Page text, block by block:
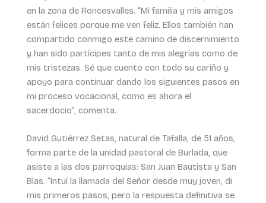
en la zona de Roncesvalles. “Mi familia y mis amigos
están felices porque me ven feliz. Ellos también han
compartido conmigo este camino de discernimiento
y han sido partícipes tanto de mis alegrías como de
mis tristezas. Sé que cuento con todo su cariño y
apoyo para continuar dando los siguientes pasos en
mi proceso vocacional, como es ahora el
sacerdocio”, comenta.
David Gutiérrez Setas, natural de Tafalla, de 51 años,
forma parte de la unidad pastoral de Burlada, que
asiste a las dos parroquias: San Juan Bautista y San
Blas. “Intuí la llamada del Señor desde muy joven, di
mis primeros pasos, pero la respuesta definitiva se